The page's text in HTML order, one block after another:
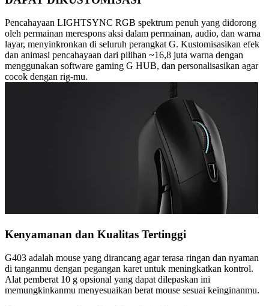
Pencahayaan LIGHTSYNC RGB spektrum penuh yang didorong
oleh permainan merespons aksi dalam permainan, audio, dan warna
layar, menyinkronkan di seluruh perangkat G. Kustomisasikan efek
dan animasi pencahayaan dari pilihan ~16,8 juta warna dengan
menggunakan software gaming G HUB, dan personalisasikan agar
cocok dengan rig-mu.
Kenyamanan dan Kualitas Tertinggi
G403 adalah mouse yang dirancang agar terasa ringan dan nyaman
di tanganmu dengan pegangan karet untuk meningkatkan kontrol.
Alat pemberat 10 g opsional yang dapat dilepaskan ini
memungkinkanmu menyesuaikan berat mouse sesuai keinginanmu.